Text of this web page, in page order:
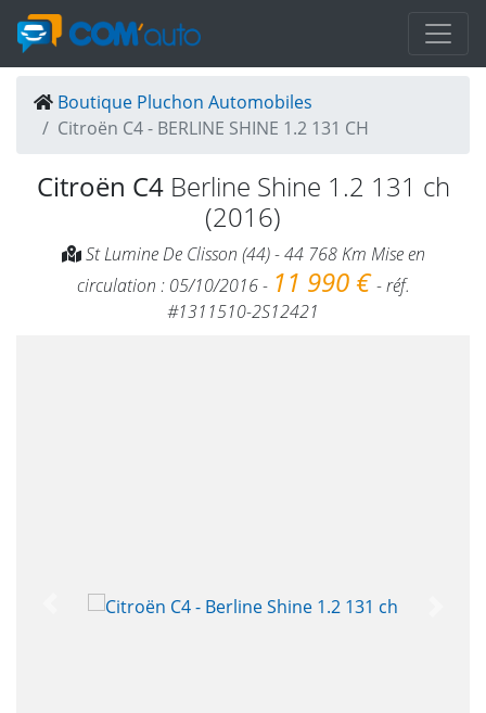
Boutique Pluchon Automobiles
Citroën C4 - BERLINE SHINE 1.2 131 CH
Citroën C4 Berline Shine 1.2 131 ch
(2016)
St Lumine De Clisson (44) - 44 768 Km Mise en
circulation : 05/10/2016 - 11 990 €- réf.
#1311510-2S12421
Précèdent